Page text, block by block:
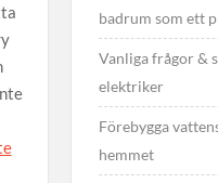
badrum som ett
Vanliga frågor &
elektriker
Förebygga
hemmet